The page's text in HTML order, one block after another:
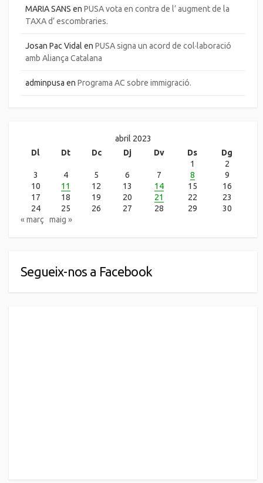
MARIA SANS en PUSA vota en contra de l’ augment de la
TAXA d’ escombraries.
Josan Pac Vidal en PUSA signa un acord de col·laboració
amb Aliança Catalana
adminpusa en Programa AC sobre immigració.
abril 2023
Dl
Dt Dc Dj Dv Ds
Dg
1
2
3
4 5 6 7 8
9
10
11 12 13 14 15
16
17
18 19 20 21 22
23
24
25 26 27 28 29
30
« març maig »
Segueix-nos a Facebook